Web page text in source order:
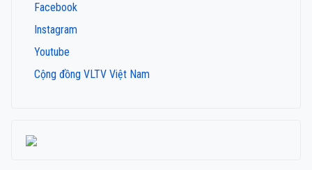
Facebook
Instagram
Youtube
Cộng đồng VLTV Việt Nam